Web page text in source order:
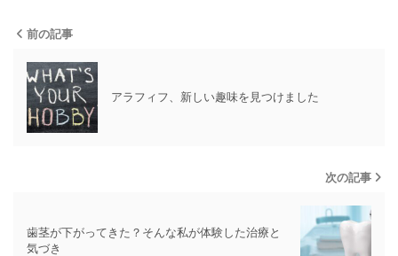
前の記事
アラフィフ、新しい趣味を見つけました
次の記事
歯茎が下がってきた？そんな私が体験した治療と
気づき